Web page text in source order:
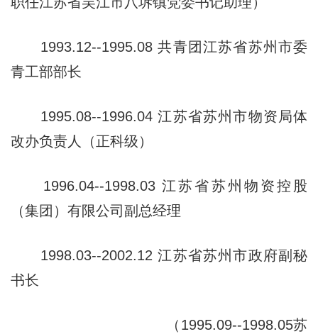
1993.12--1995.08 共青团江苏省苏州市委
青工部部长
1995.08--1996.04 江苏省苏州市物资局体
改办负责人（正科级）
1996.04--1998.03 江苏省苏州物资控股
（集团）有限公司副 总经理
1998.03--2002.12 江苏省苏州市政府副秘
书长
（1995.09--1998.05苏